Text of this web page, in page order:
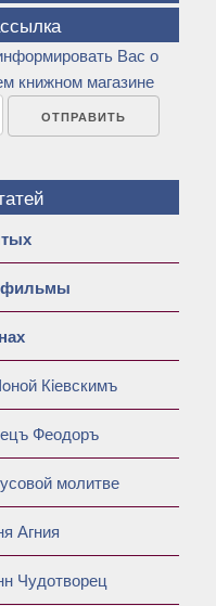
Вас о
книжном магазине
фильмы
Кiевскимъ
Феодоръ
молитве
Агния
Чудотворец